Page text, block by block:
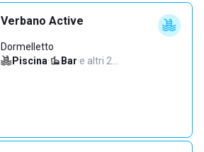
Verbano Active
Dormelletto
Piscina· Bar·e altri 2…